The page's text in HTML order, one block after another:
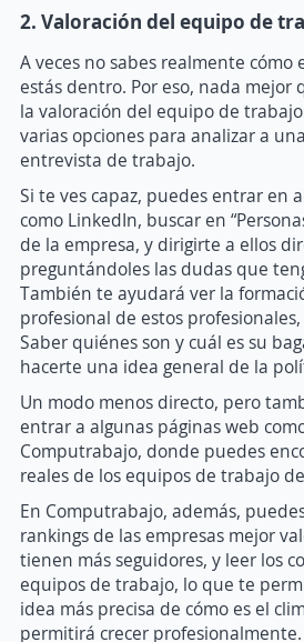
2. Valoración del equipo de
A veces no sabes realmente cómo
estás dentro. Por eso, nada mejor
la valoración del equipo de
varias opciones para analizar a
entrevista de trabajo.
Si te ves capaz, puedes entrar en
como LinkedIn, buscar en
de la empresa, y dirigirte a ellos
preguntándoles las dudas que
También te ayudará ver la
profesional de estos
Saber quiénes son y cuál es su
hacerte una idea general de la
Un modo menos directo, pero
entrar a algunas páginas web
Computrabajo, donde puedes
reales de los equipos de trabajo
En Computrabajo, además,
rankings de las empresas mejor
tienen más seguidores, y leer los
equipos de trabajo, lo que te
idea más precisa de cómo es el
permitirá crecer profesionalmente.